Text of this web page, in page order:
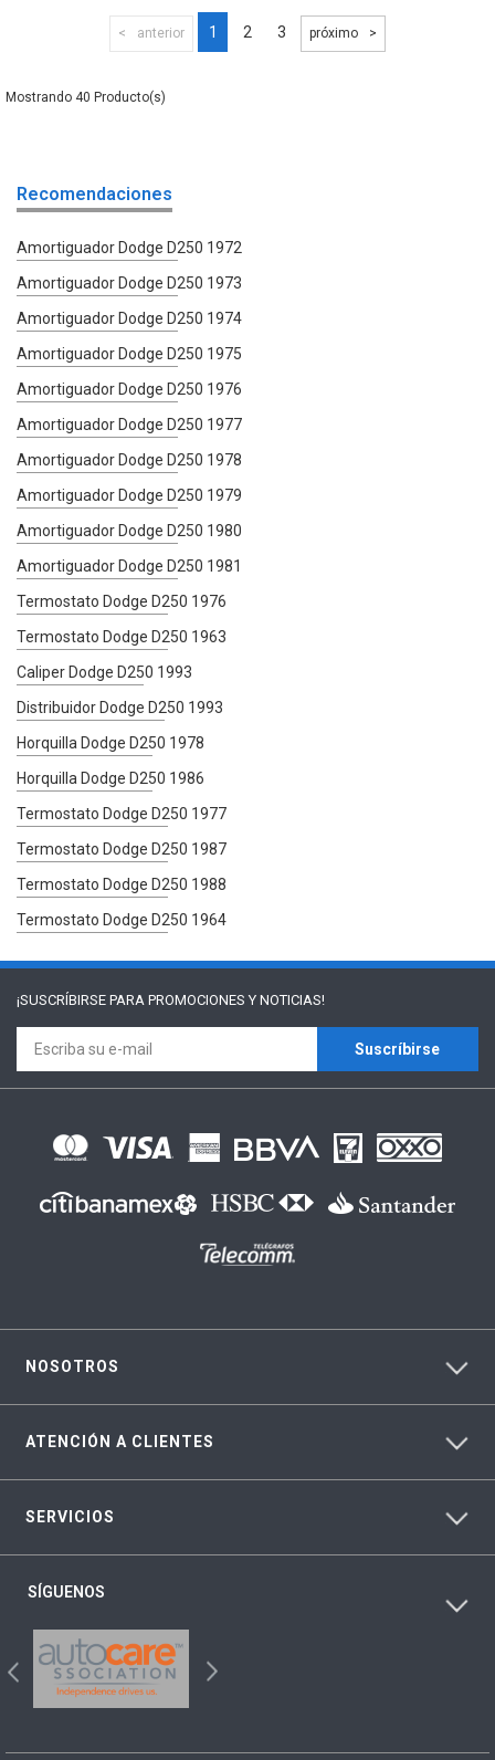
anterior 1 2 3 próximo
40
Recomendaciones
Amortiguador Dodge D250 1972
Amortiguador Dodge D250 1973
Amortiguador Dodge D250 1974
Amortiguador Dodge D250 1975
Amortiguador Dodge D250 1976
Amortiguador Dodge D250 1977
Amortiguador Dodge D250 1978
Amortiguador Dodge D250 1979
Amortiguador Dodge D250 1980
Amortiguador Dodge D250 1981
Termostato Dodge D250 1976
Termostato Dodge D250 1963
Caliper Dodge D250 1993
Distribuidor Dodge D250 1993
Horquilla Dodge D250 1978
Horquilla Dodge D250 1986
Termostato Dodge D250 1977
Termostato Dodge D250 1987
Termostato Dodge D250 1988
Termostato Dodge D250 1964
¡SUSCRÍBIRSE PARA PROMOCIONES Y NOTICIAS!
Suscríbirse
NOSOTROS
ATENCIÓN A CLIENTES
SERVICIOS
SÍGUENOS